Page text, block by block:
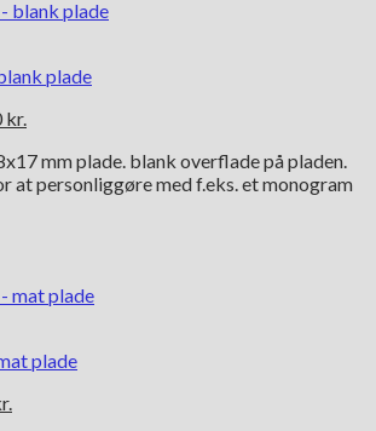
plade
kr.
pris
er:
mm plade. blank overflade på pladen.
at personliggøre med f.eks. et monogram
plade